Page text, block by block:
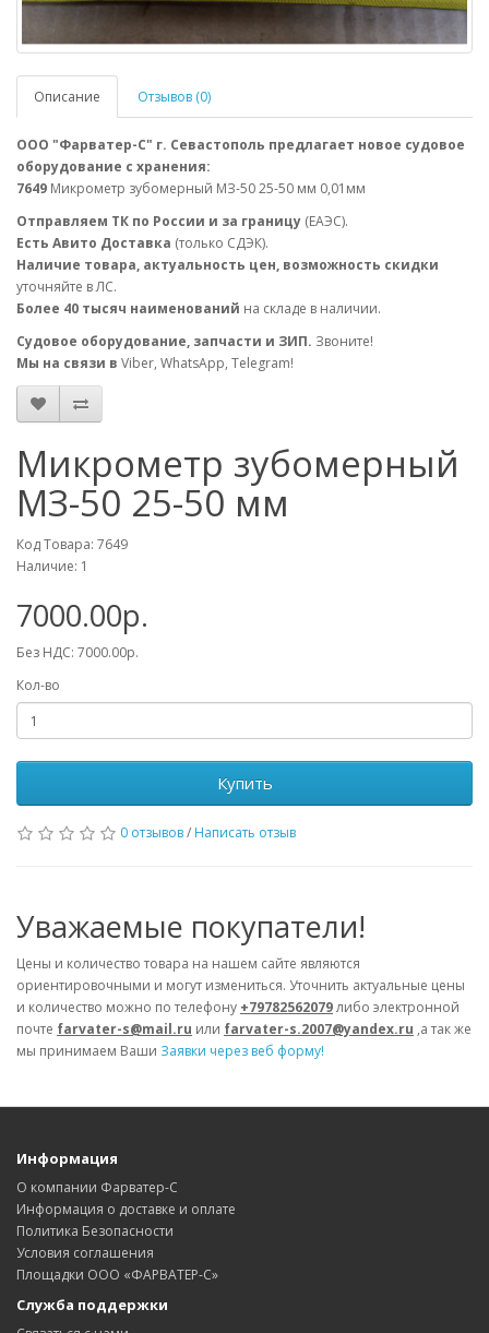
Описание Отзывов (0)
ООО "Фарватер-С" г. Севастополь предлагает новое судовое
оборудование с хранения:
7649 Микрометр зубомерный МЗ-50 25-50 мм 0,01мм
Отправляем ТК по России и за границу (ЕАЭС).
Есть Авито Доставка (только СДЭК).
Наличие товара, актуальность цен, возможность скидки
уточняйте в ЛС.
Более 40 тысяч наименований на складе в наличии.
Судовое оборудование, запчасти и ЗИП. Звоните!
Мы на связи в Viber, WhatsApp, Telegram!
Микрометр зубомерный
МЗ-50 25-50 мм
Код Товара: 7649
Наличие: 1
7000.00р.
Без НДС: 7000.00р.
Кол-во
Купить
0 отзывов/ Написать отзыв
Уважаемые покупатели!
Цены и количество товара на нашем сайте являются
ориентировочными и могут измениться. Уточнить актуальные цены
и количество можно по телефону +79782562079либо электронной
почте farvater-s@mail.ru или farvater-s.2007@yandex.ru ,а так же
мы принимаем Ваши Заявки через веб форму!
Информация
О компании Фарватер-С
Информация о доставке и оплате
Политика Безопасности
Условия соглашения
Площадки ООО «ФАРВАТЕР-С»
Служба поддержки